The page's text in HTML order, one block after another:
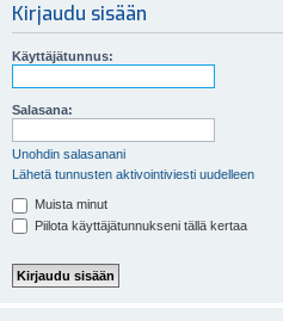
Kirjaudu sisään
Käyttäjätunnus:
Salasana:
Unohdin salasanani
Lähetä tunnusten aktivointiviesti uudelleen
Muista minut
Piilota käyttäjätunnukseni tällä kertaa